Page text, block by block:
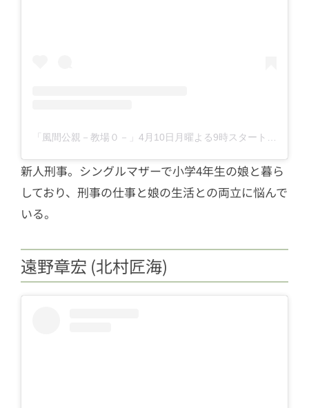
新人刑事。シングルマザーで小学4年生の娘と暮ら
しており、刑事の仕事と娘の生活との両立に悩んで
いる。
遠野章宏 (北村匠海)